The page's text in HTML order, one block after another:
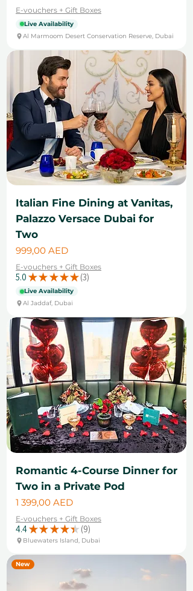
E-vouchers + Gift Boxes
Live Availability
Al Marmoom Desert Conservation Reserve, Dubai
Italian Fine Dining at Vanitas,
Palazzo Versace Dubai for
Two
Цена
999,00 AED
E-vouchers + Gift Boxes
5.0 ★ ★ ★ ★ ★ 3
3
Live Availability
Al Jaddaf, Dubai
Romantic 4-Course Dinner for
Two in a Private Pod
Цена
1 399,00 AED
E-vouchers + Gift Boxes
4.4★ ★ ★ ★ ★ 9
9
Bluewaters Island, Dubai
New